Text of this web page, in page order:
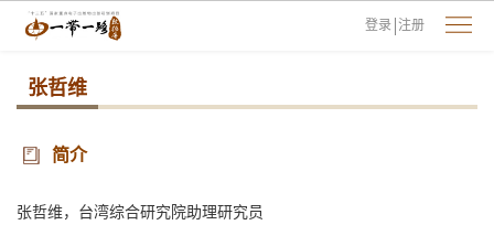
登录 注册
张哲维
简介
张哲维，台湾综合研究院助理研究员